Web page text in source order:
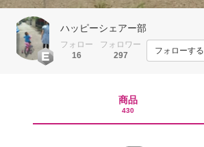
ハッピーシェアー部
フォロー
16
フォロワー
297
フォローする
商品
430